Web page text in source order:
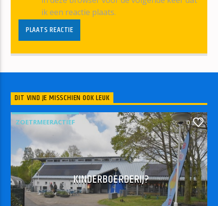
ik een reactie plaats.
DIT VIND JE MISSCHIEN OOK LEUK
ZOETRMEERACTIEF 0
KINDERBOERDERIJ?